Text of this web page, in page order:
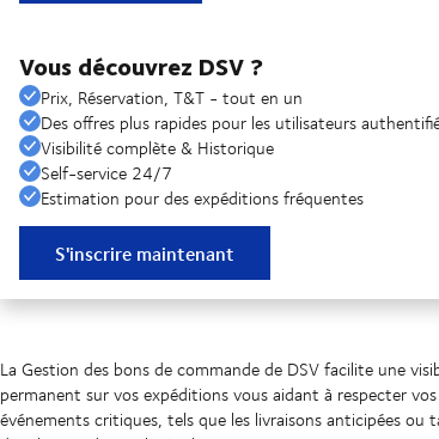
Vous découvrez DSV ?
Prix, Réservation, T&T - tout en un
Des offres plus rapides pour les utilisateurs
Visibilité complète & Historique
Self-service 24/7
Estimation pour des expéditions fréquentes
S'inscrire maintenant
La Gestion des bons de commande de DSV facilite une
permanent sur vos expéditions vous aidant à respecter
événements critiques, tels que les livraisons anticipées ou